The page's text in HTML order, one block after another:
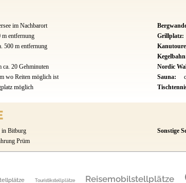
im Nachbarort
m entfernung Grillplatz:
500 m entfernung
ca. 20 Gehminuten Nordic
wo Reiten möglich ist Sauna:
möglich
in Bitburg Sonstige
Prüm
Touristikstellplätze Reisemobilstellplätze